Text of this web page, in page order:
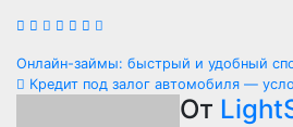
Навигация
Онлайн-займы: быстрый и удобный
Кредит под залог автомобиля —
От